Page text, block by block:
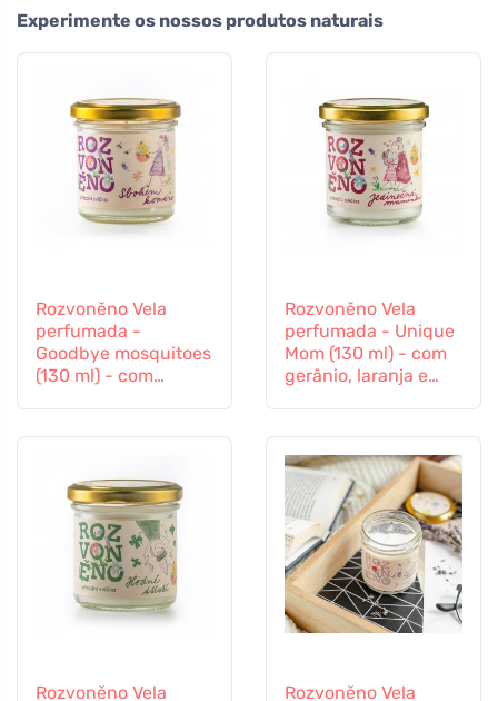
Experimente os nossos produtos naturais
Rozvoněno Vela
perfumada -
Goodbye mosquitoes
(130 ml) - com
Rozvoněno Vela
perfumada - Unique
Mom (130 ml) - com
gerânio, laranja e
Rozvoněno Vela
Rozvoněno Vela